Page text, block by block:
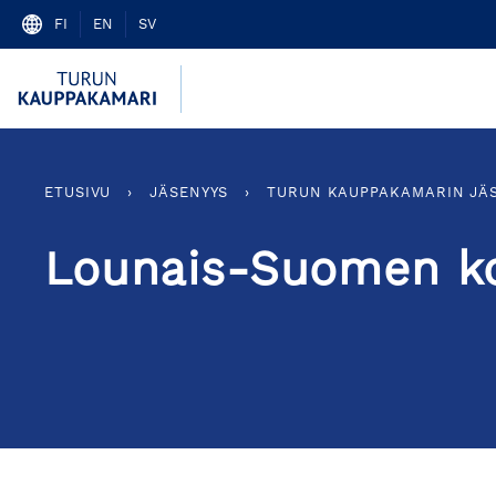
Skip
FI EN SV
ETUSIVU › JÄSENYYS › TURUN KAUPPAKAMARIN
Lounais-Suomen